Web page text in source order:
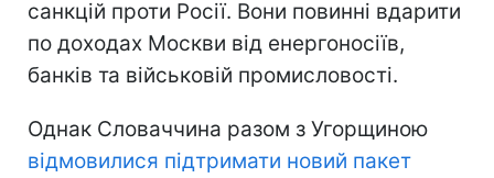
санкцій проти Росії. Вони повинні вдарити
по доходах Москви від енергоносіїв,
банків та військовій промисловості.
Однак Словаччина разом з Угорщиною
відмовилися підтримати новий пакет